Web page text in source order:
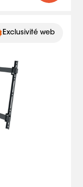
Exclusivité web